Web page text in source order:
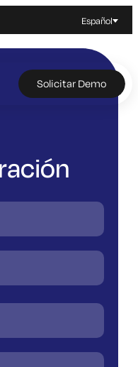
Español
Solicitar Demo